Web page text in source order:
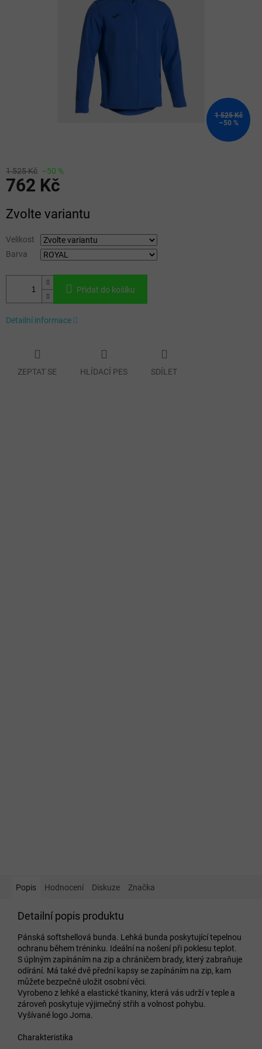
1 525 Kč
–50 %
1 525 Kč –50 %
762 Kč
cena:
Zvolte variantu
Velikost
Barva
Přidat do košíku
Detailní informace
ZEPTAT SE HLÍDACÍ PES SDÍLET
Popis Hodnocení Diskuze Značka
Detailní popis produktu
Pánská softshellová bunda. Lehká bunda poskytující tepelnou
ochranu během tréninku. Ideální na nošení při poklesu teplot.
S úplným zapínáním na zip a chráničem brady, který zabraňuje
odírání. Má také dvě přední kapsy se zapínáním na zip, kam
můžete bezpečně uložit osobní věci.
Vyrobeno z lehké a elastické tkaniny, která vás udrží v teple a
zároveň poskytuje výjimečný střih a volnost pohybu.
Vyšívané logo Joma.
Charakteristika